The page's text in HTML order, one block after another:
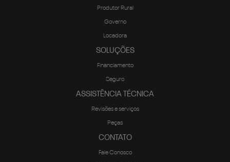
Produtor Rural
Governo
Locadora
SOLUÇÕES
Financiamento
Seguro
ASSISTÊNCIA TÉCNICA
Revisões e serviços
Peças
CONTATO
Fale Conosco